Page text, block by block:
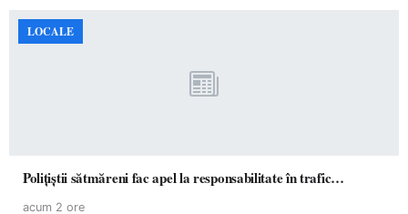
LOCALE
Polițiștii sătmăreni fac apel la responsabilitate în trafic…
acum 2 ore